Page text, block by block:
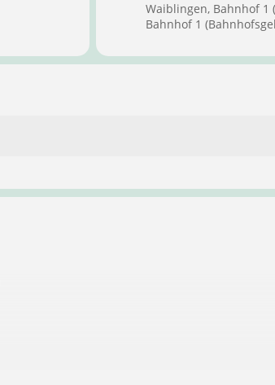
Waiblingen, Bahnhof 1
Bahnhof 1